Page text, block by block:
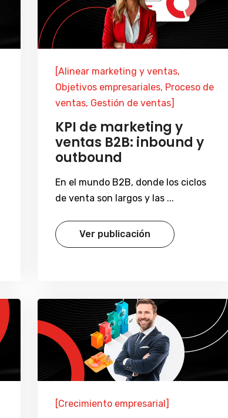
[Alinear marketing y ventas,
Objetivos empresariales, Proceso de
ventas, Gestión de ventas]
KPI de marketing y
ventas B2B: inbound y
outbound
En el mundo B2B, donde los ciclos
de venta son largos y las ...
Ver publicación
[Crecimiento empresarial]